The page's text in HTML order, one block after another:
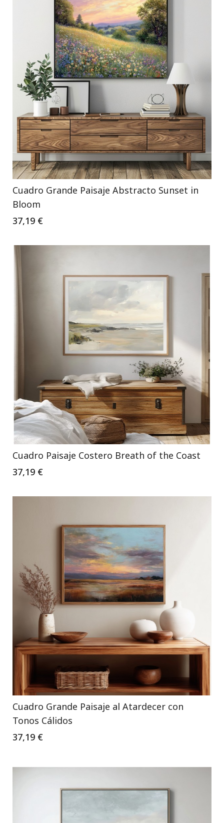
Cuadro Grande Paisaje Abstracto Sunset in
Bloom
37,19 €
Cuadro Paisaje Costero Breath of the Coast
37,19 €
Cuadro Grande Paisaje al Atardecer con
Tonos Cálidos
37,19 €